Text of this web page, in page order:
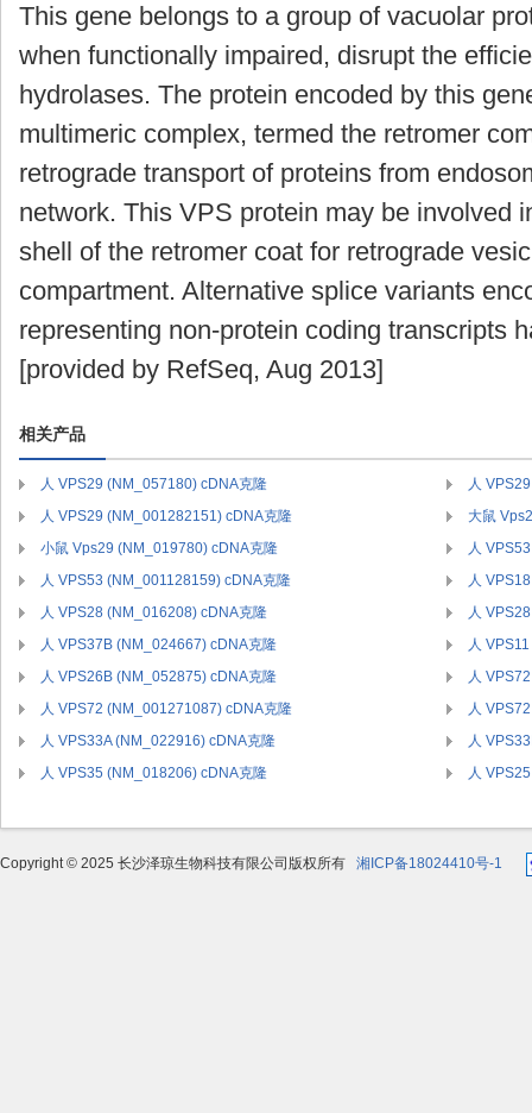
This gene belongs to a group of vacuolar
when functionally impaired, disrupt the
hydrolases. The protein encoded by this
multimeric complex, termed the retromer
retrograde transport of proteins from
network. This VPS protein may be involved
shell of the retromer coat for retrograde
compartment. Alternative splice variants
representing non-protein coding transcripts
[provided by RefSeq, Aug 2013]
相关产品
人 VPS29 (NM_057180) cDNA克隆
人
人 VPS29 (NM_001282151) cDNA克隆
大鼠
小鼠 Vps29 (NM_019780) cDNA克隆
人
人 VPS53 (NM_001128159) cDNA克隆
人
人 VPS28 (NM_016208) cDNA克隆
人
人 VPS37B (NM_024667) cDNA克隆
人
人 VPS26B (NM_052875) cDNA克隆
人
人 VPS72 (NM_001271087) cDNA克隆
人
人 VPS33A (NM_022916) cDNA克隆
人
人 VPS35 (NM_018206) cDNA克隆
人
Copyright © 2025 长沙泽琼生物科技有限公司版权所有 湘ICP备18024410号-1